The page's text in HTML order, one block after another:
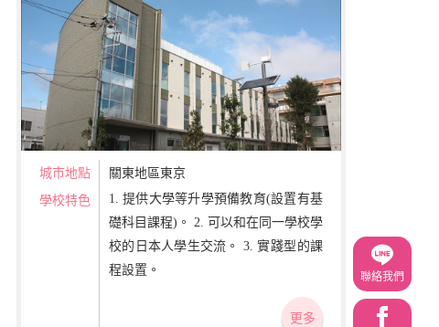
城市地點
關東地區東京
學校特色
1. 提供大學等升學預備教育(設置有基
礎科目課程)。 2. 可以和在同一學校學
校的日本人學生交流。 3. 實踐型的課
程設置。
更多
聯絡我們